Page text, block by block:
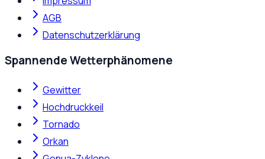
AGB
Datenschutzerklärung
Spannende Wetterphänomene
Gewitter
Hochdruckkeil
Tornado
Orkan